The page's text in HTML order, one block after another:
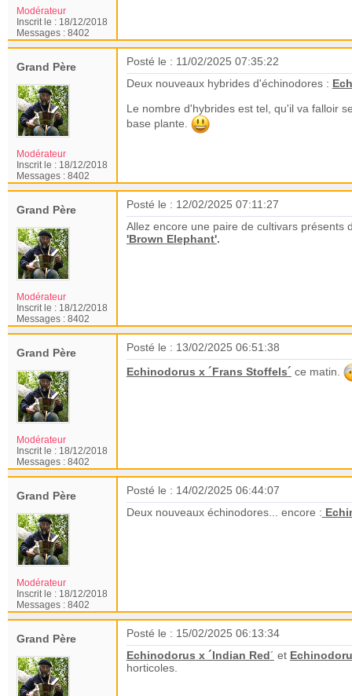
Modérateur
Inscrit le : 18/12/2018
Messages : 8402
Grand Père
Modérateur
Inscrit le : 18/12/2018
Messages : 8402
Posté le : 11/02/2025 07:35:22
Deux nouveaux hybrides d'échinodores :
Le nombre d'hybrides est tel, qu'il va falloir
base plante.
Grand Père
Modérateur
Inscrit le : 18/12/2018
Messages : 8402
Posté le : 12/02/2025 07:11:27
Allez encore une paire de cultivars présents
'Brown Elephant'.
Grand Père
Modérateur
Inscrit le : 18/12/2018
Messages : 8402
Posté le : 13/02/2025 06:51:38
Echinodorus x ´Frans Stoffels´ ce matin.
Grand Père
Modérateur
Inscrit le : 18/12/2018
Messages : 8402
Posté le : 14/02/2025 06:44:07
Deux nouveaux échinodores... encore :
Grand Père
Posté le : 15/02/2025 06:13:34
Echinodorus x ´Indian Red´ et
horticoles.